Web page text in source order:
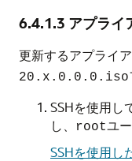
6.4.1.3 アプライ
更新するアプライ
20.x.0.0.0.iso
SSHを使用し
し、
rootユ
SSHを使用し